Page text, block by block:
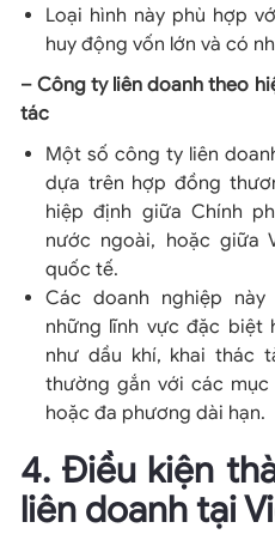
Loại hình này phù hợp
huy động vốn lớn và có
– Công ty liên doanh theo
tác
Một số công ty liên
dựa trên hợp đồng
hiệp định giữa Chính
nước ngoài, hoặc giữa
quốc tế.
Các doanh nghiệp
những lĩnh vực đặc biệt
như dầu khí, khai thác
thường gắn với các
hoặc đa phương dài hạn.
4. Điều kiện
liên doanh tại